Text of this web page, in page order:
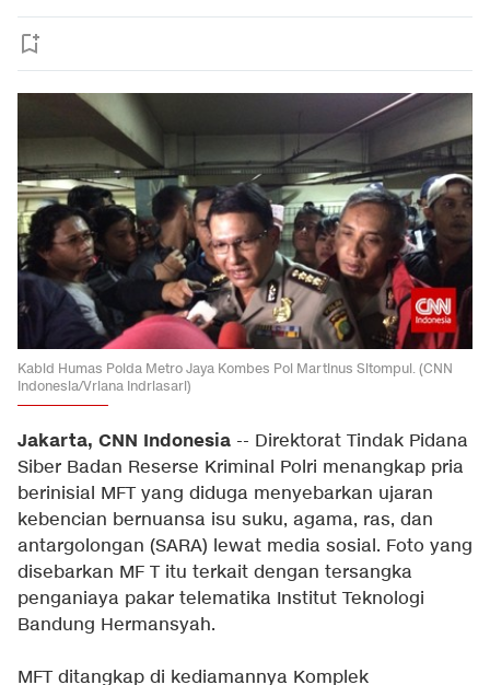
Kabid Humas Polda Metro Jaya Kombes Pol Martinus Sitompul. (CNN
Indonesia/Vriana Indriasari)
Jakarta, CNN Indonesia -- Direktorat Tindak Pidana
Siber Badan Reserse Kriminal Polri menangkap pria
berinisial MFT yang diduga menyebarkan ujaran
kebencian bernuansa isu suku, agama, ras, dan
antargolongan (SARA) lewat media sosial. Foto yang
disebarkan MF T itu terkait dengan tersangka
penganiaya pakar telematika Institut Teknologi
Bandung Hermansyah.
MFT ditangkap di kediamannya Komplek